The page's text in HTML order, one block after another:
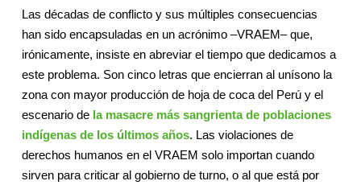
Las décadas de conflicto y sus múltiples consecuencias
han sido encapsuladas en un acrónimo –VRAEM– que,
irónicamente, insiste en abreviar el tiempo que dedicamos a
este problema. Son cinco letras que encierran al unísono la
zona con mayor producción de hoja de coca del Perú y el
escenario de la masacre más sangrienta de poblaciones
indígenas de los últimos años. Las violaciones de
derechos humanos en el VRAEM solo importan cuando
sirven para criticar al gobierno de turno, o al que está por